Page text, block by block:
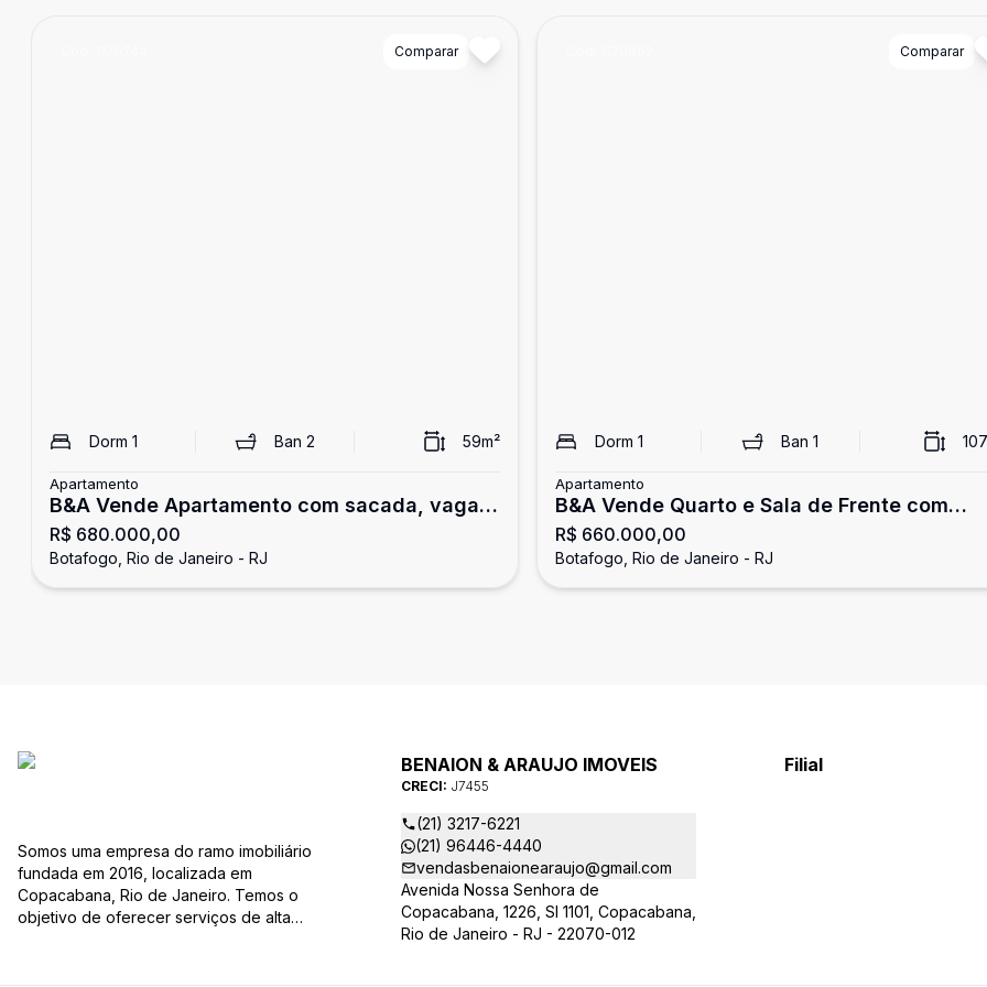
Comparar
Dorm 1 Ban2 59m²
Apartamento
B&A Vende Apartamento com sacada, vaga
na escritura e lazer completo em Botafogo
R$ 680.000,00
Botafogo, Rio de Janeiro - RJ
Comparar
Dorm 1 Ban1 107
Apartamento
B&A Vende Quarto e Sala de Frente com
Terraço em Botafogo
R$ 660.000,00
Botafogo, Rio de Janeiro - RJ
Somos uma empresa do ramo imobiliário
fundada em 2016, localizada em
Copacabana, Rio de Janeiro. Temos o
objetivo de oferecer serviços de alta
empresa familiar, valorizamos as
BENAION & ARAUJO IMOVEIS
CRECI: J7455
(21) 3217-6221
(21) 96446-4440
vendasbenaionearaujo@gmail.com
Avenida Nossa Senhora de
Copacabana, 1226, Sl 1101, Copacabana,
Rio de Janeiro - RJ - 22070-012
Filial